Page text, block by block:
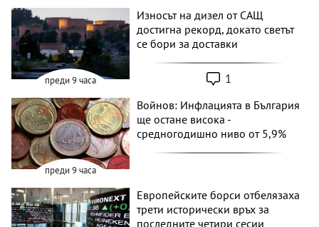
преди 9 часа
Износът на дизел от САЩ
достигна рекорд, докато светът
се бори за доставки
1
преди 9 часа
Войнов: Инфлацията в България
ще остане висока -
средногодишно ниво от 5,9%
Европейските борси отбелязаха
трети исторически връх за
последните четири сесии